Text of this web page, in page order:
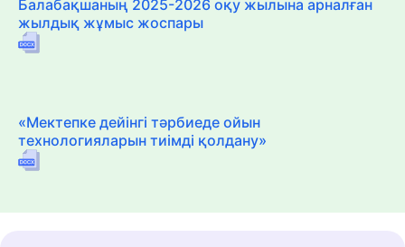
Балабақшаның 2025-2026 оқу жылына арналған
жылдық жұмыс жоспары
«Мектепке дейінгі тәрбиеде ойын
технологияларын тиімді қолдану»